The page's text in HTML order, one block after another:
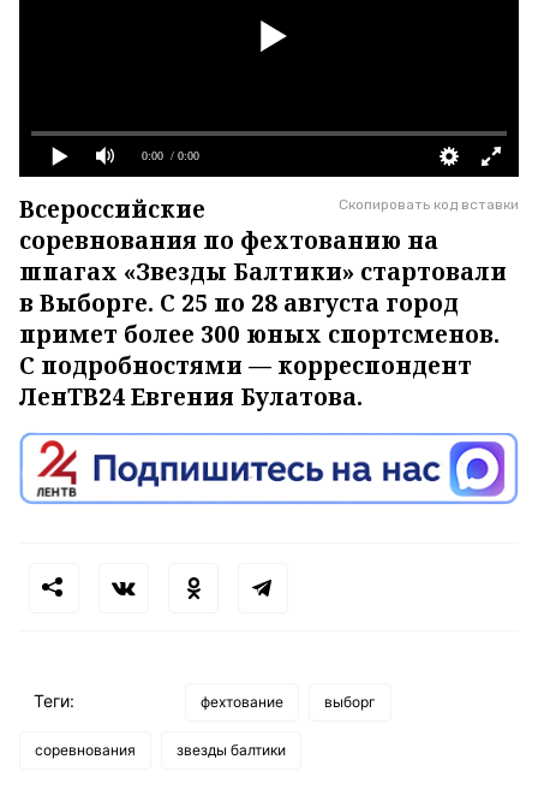
0:00 / 0:00
Скопировать код вставки
Всероссийские
соревнования по фехтованию на
шпагах «Звезды Балтики» стартовали
в Выборге. С 25 по 28 августа город
примет более 300 юных спортсменов.
С подробностями — корреспондент
ЛенТВ24 Евгения Булатова.
Теги: фехтование выборг
соревнования звезды балтики